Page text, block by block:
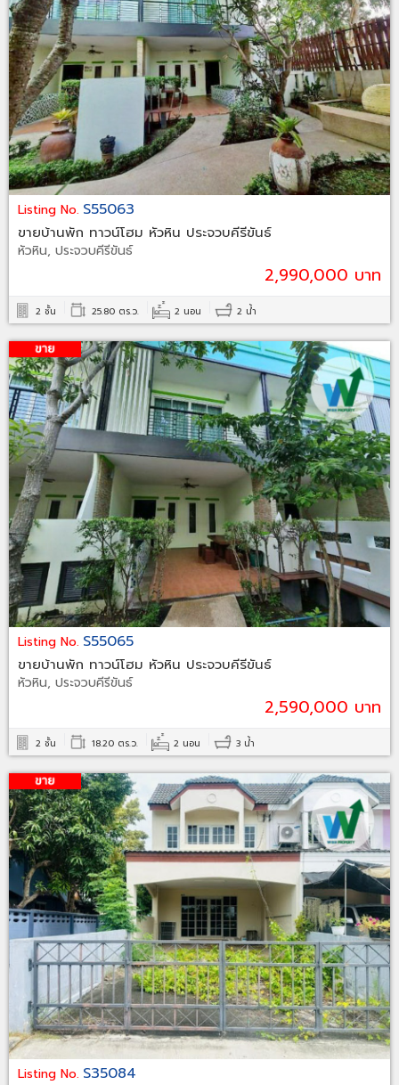
Listing No. S55063
ขายบ้านพัก ทาวน์โฮม หัวหิน ประจวบคีรีขันธ์
หัวหิน, ประจวบคีรีขันธ์
2,990,000 บาท
2 ชั้น 25.80 ตร.ว. 2 นอน 2 น้ำ
Listing No. S55065
ขายบ้านพัก ทาวน์โฮม หัวหิน ประจวบคีรีขันธ์
หัวหิน, ประจวบคีรีขันธ์
2,590,000 บาท
2 ชั้น 18.20 ตร.ว. 2 นอน 3 น้ำ
Listing No. S35084